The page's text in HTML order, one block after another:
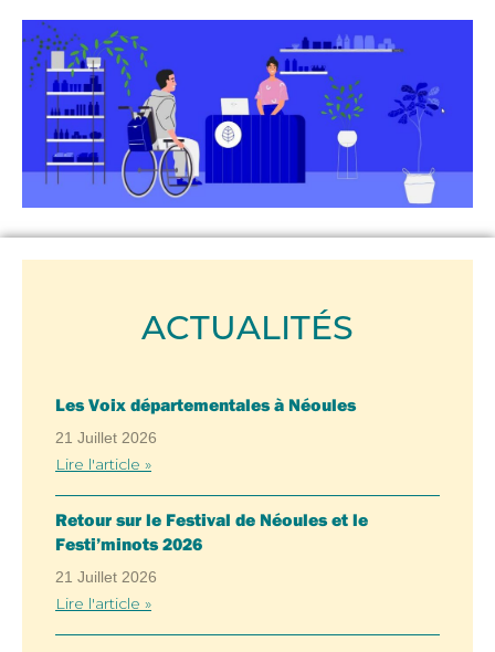
ACTUALITÉS
Les Voix départementales à Néoules
21 Juillet 2026
Lire l'article »
Retour sur le Festival de Néoules et le
Festi’minots 2026
21 Juillet 2026
Lire l'article »